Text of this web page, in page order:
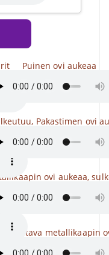
Puinen ovi aukeaa
Pakastimen ovi
ovi aukeaa,
Ravistava metallikaapin